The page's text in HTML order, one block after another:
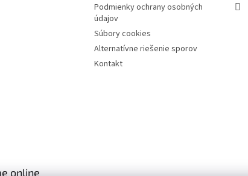
Podmienky ochrany osobných
údajov
Súbory cookies
Alternatívne riešenie sporov
Kontakt
online